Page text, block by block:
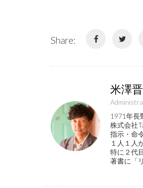
Share:
米澤
1971年長
株式会社
指示・命
１人１人
特に２代
著書に「